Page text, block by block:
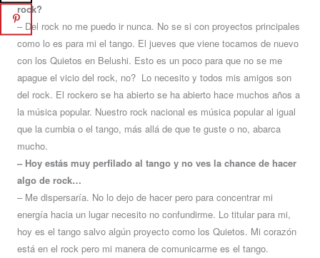
rock?
– Del rock no me puedo ir nunca. No se si con proyectos principales
como lo es para mi el tango. El jueves que viene tocamos de nuevo
con los Quietos en Belushi. Esto es un poco para que no se me
apague el vicio del rock, no? Lo necesito y todos mis amigos son
del rock. El rockero se ha abierto se ha abierto hace muchos años a
la música popular. Nuestro rock nacional es música popular al igual
que la cumbia o el tango, más allá de que te guste o no, abarca
mucho.
– Hoy estás muy perfilado al tango y no ves la chance de hacer
algo de rock…
– Me dispersaría. No lo dejo de hacer pero para concentrar mi
energía hacia un lugar necesito no confundirme. Lo titular para mi,
hoy es el tango salvo algún proyecto como los Quietos. Mi corazón
está en el rock pero mi manera de comunicarme es el tango.